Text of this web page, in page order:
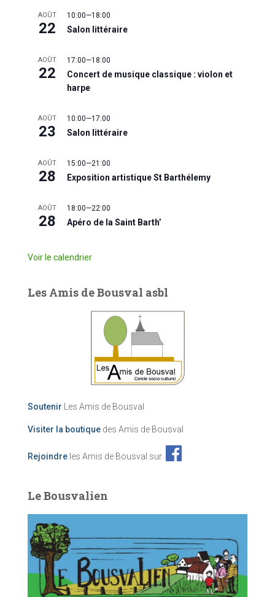
AOÛT
22
10:00—18:00
Salon littéraire
AOÛT
22
17:00—18:00
Concert de musique classique : violon et
harpe
AOÛT
23
10:00—17:00
Salon littéraire
AOÛT
28
15:00—21:00
Exposition artistique St Barthélemy
AOÛT
28
18:00—22:00
Apéro de la Saint Barth’
Voir le calendrier
Les Amis de Bousval asbl
Soutenir Les Amis de Bousval
Visiter la boutique des Amis de Bousval
Rejoindre les Amis de Bousval sur
Le Bousvalien